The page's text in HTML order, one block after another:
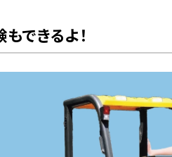
できるよ！